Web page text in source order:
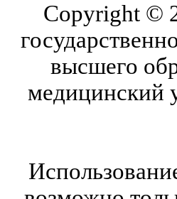
Copyright ©
высшего
медицинский